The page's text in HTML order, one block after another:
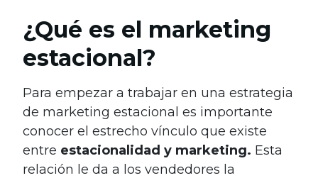
¿Qué es el marketing
estacional?
Para empezar a trabajar en una estrategia
de marketing estacional es importante
conocer el estrecho vínculo que existe
entre estacionalidad y marketing. Esta
relación le da a los vendedores la